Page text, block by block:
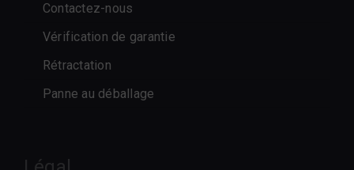
Contactez-nous
Vérification de garantie
Rétractation
Panne au déballage